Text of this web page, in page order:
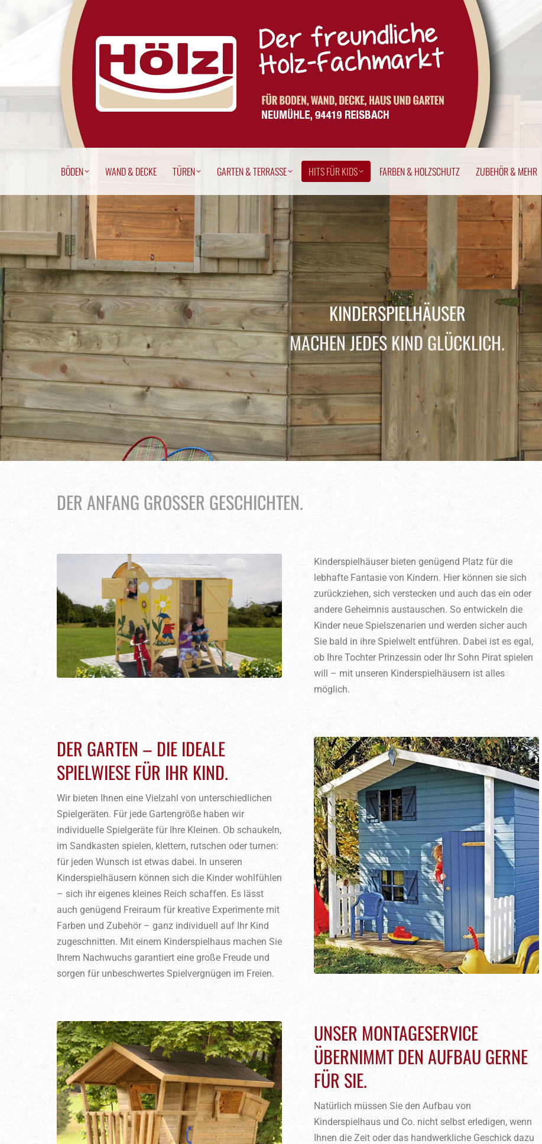
BÖDEN WAND & DECKE TÜREN GARTEN & TERRASSE HITS FÜR KIDS FARBEN & HOLZSCHUTZ ZUBEHÖR & MEHR
KINDERSPIELHÄUSER
MACHEN JEDES KIND GLÜCKLICH.
DER ANFANG GROSSER GESCHICHTEN.
Kinderspielhäuser bieten genügend Platz für die
lebhafte Fantasie von Kindern. Hier können sie sich
zurückziehen, sich verstecken und auch das ein oder
andere Geheimnis austauschen. So entwickeln die
Kinder neue Spielszenarien und werden sicher auch
Sie bald in ihre Spielwelt entführen. Dabei ist es egal,
ob Ihre Tochter Prinzessin oder Ihr Sohn Pirat spielen
will – mit unseren Kinderspielhäusern ist alles
möglich.
DER GARTEN – DIE IDEALE
SPIELWIESE FÜR IHR KIND.
Wir bieten Ihnen eine Vielzahl von unterschiedlichen
Spielgeräten. Für jede Gartengröße haben wir
individuelle Spielgeräte für Ihre Kleinen. Ob schaukeln,
im Sandkasten spielen, klettern, rutschen oder turnen:
für jeden Wunsch ist etwas dabei. In unseren
Kinderspielhäusern können sich die Kinder wohlfühlen
– sich ihr eigenes kleines Reich schaffen. Es lässt
auch genügend Freiraum für kreative Experimente mit
Farben und Zubehör – ganz individuell auf Ihr Kind
zugeschnitten. Mit einem Kinderspielhaus machen Sie
Ihrem Nachwuchs garantiert eine große Freude und
sorgen für unbeschwertes Spielvergnügen im Freien.
UNSER MONTAGESERVICE
ÜBERNIMMT DEN AUFBAU GERNE
FÜR SIE.
Natürlich müssen Sie den Aufbau von
Kinderspielhaus und Co. nicht selbst erledigen, wenn
Ihnen die Zeit oder das handwerkliche Geschick dazu
BÖDEN HITS FÜR KIDS FARBEN & HOLZSCHUTZ ZUBEHÖR & MEHR